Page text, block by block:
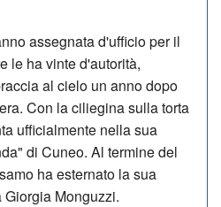
assegnata d'ufficio per il
le ha vinte d'autorità,
al cielo un anno dopo
Con la ciliegina sulla torta
ufficialmente nella sua
di Cuneo. Al termine del
ha esternato la sua
Monguzzi.